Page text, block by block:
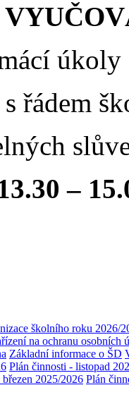
úkoly
s řádem
–
školního roku 2026/
na ochranu osobních
Základní informace o ŠD
Plán činnosti - listopad
2025/2026 Plán